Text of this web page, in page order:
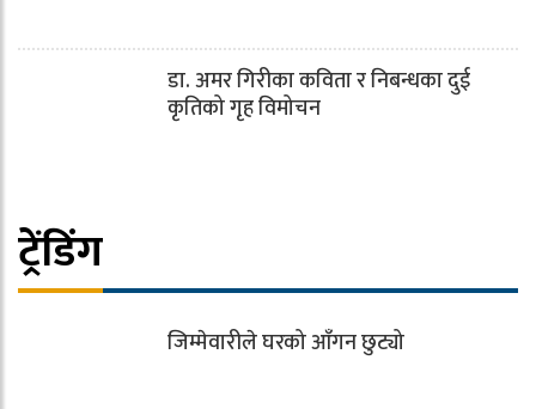
डा. अमर गिरीका कविता र निबन्धका दुई
कृतिको गृह विमोचन
ट्रेंडिंग
जिम्मेवारीले घरको आँगन छुट्यो